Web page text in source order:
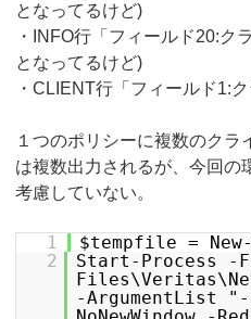
となってるけど)
・INFO行「フィールド20:ク
となってるけど)
・CLIENT行「フィールド1:ク
１つのポリシーに複数のク
は複数出力されるが、今回の
考慮していない。
1
$tempfile =
2
Start-Process -
-ArgumentList